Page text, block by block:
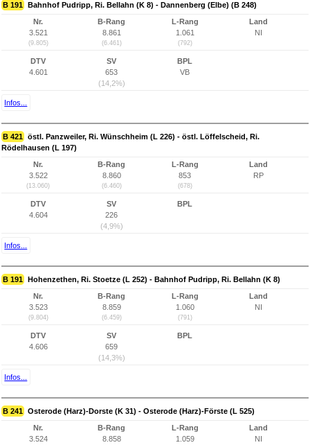
B 191 Bahnhof Pudripp, Ri. Bellahn (K 8) - Dannenberg (Elbe) (B 248)
Nr.
3.521
(9.805)
B-Rang
8.861
(6.461)
L-Rang
1.061
(792)
Land
NI
DTV
4.601
SV
653
(14,2%)
BPL
VB
Infos...
B 421 östl. Panzweiler, Ri. Wünschheim (L 226) - östl. Löffelscheid, Ri.
Rödelhausen (L 197)
Nr.
3.522
(13.060)
B-Rang
8.860
(6.460)
L-Rang
853
(678)
Land
RP
DTV
4.604
SV
226
(4,9%)
BPL
Infos...
B 191 Hohenzethen, Ri. Stoetze (L 252) - Bahnhof Pudripp, Ri. Bellahn (K 8)
Nr.
3.523
(9.804)
B-Rang
8.859
(6.459)
L-Rang
1.060
(791)
Land
NI
DTV
4.606
SV
659
(14,3%)
BPL
Infos...
B 241 Osterode (Harz)-Dorste (K 31) - Osterode (Harz)-Förste (L 525)
Nr.
3.524
B-Rang
8.858
L-Rang
1.059
Land
NI